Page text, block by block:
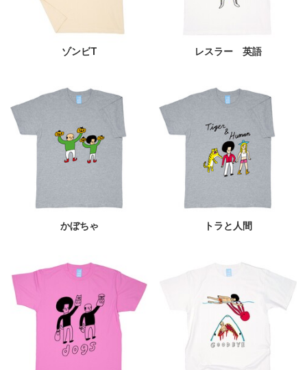
ゾンビT レスラー 英語
かぼちゃ トラと人間